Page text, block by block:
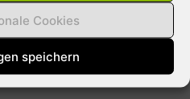
Cookies
speichern